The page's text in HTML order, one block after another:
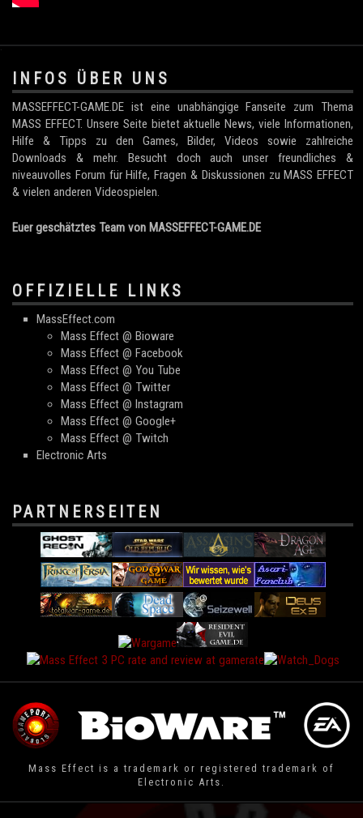
.
INFOS ÜBER UNS
MASSEFFECT-GAME.DE ist eine unabhängige Fanseite zum Thema
MASS EFFECT. Unsere Seite bietet aktuelle News, viele Informationen,
Hilfe & Tipps zu den Games, Bilder, Videos sowie zahlreiche
Downloads & mehr. Besucht doch auch unser freundliches &
niveauvolles Forum für Hilfe, Fragen & Diskussionen zu MASS EFFECT
& vielen anderen Videospielen.
Euer geschätztes Team von MASSEFFECT-GAME.DE
OFFIZIELLE LINKS
MassEffect.com
Mass Effect @ Bioware
Mass Effect @ Facebook
Mass Effect @ You Tube
Mass Effect @ Twitter
Mass Effect @ Instagram
Mass Effect @ Google+
Mass Effect @ Twitch
Electronic Arts
PARTNERSEITEN
Mass Effect is a trademark or registered trademark of
Electronic Arts.